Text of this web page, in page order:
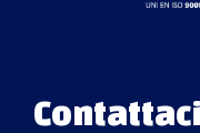
Contattaci